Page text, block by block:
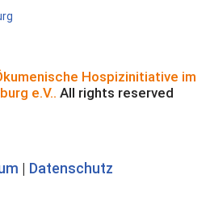
Hospizinitiative im
e.V.. All rights reserved
| Datenschutz